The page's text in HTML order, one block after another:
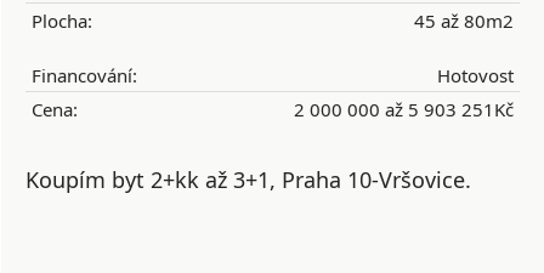
Plocha:
45 až 80m2
Financování:
Hotovost
Cena:
2 000 000 až 5 903 251Kč
Koupím byt 2+kk až 3+1, Praha 10-Vršovice.